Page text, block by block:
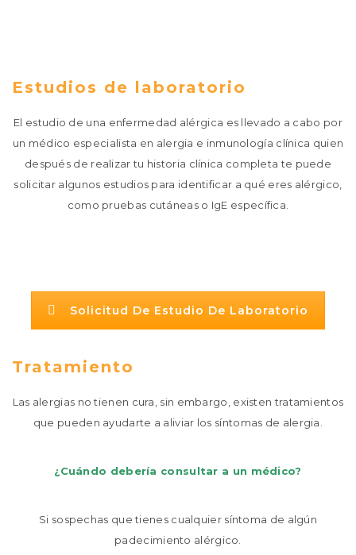
Estudios de laboratorio
El estudio de una enfermedad alérgica es llevado a cabo por
un médico especialista en alergia e inmunología clínica quien
después de realizar tu historia clínica completa te puede
solicitar algunos estudios para identificar a qué eres alérgico,
como pruebas cutáneas o IgE específica.
Solicitud De Estudio De Laboratorio
Tratamiento
Las alergias no tienen cura, sin embargo, existen tratamientos
que pueden ayudarte a aliviar los síntomas de alergia.
¿Cuándo debería consultar a un médico?
Si sospechas que tienes cualquier síntoma de algún
padecimiento alérgico.